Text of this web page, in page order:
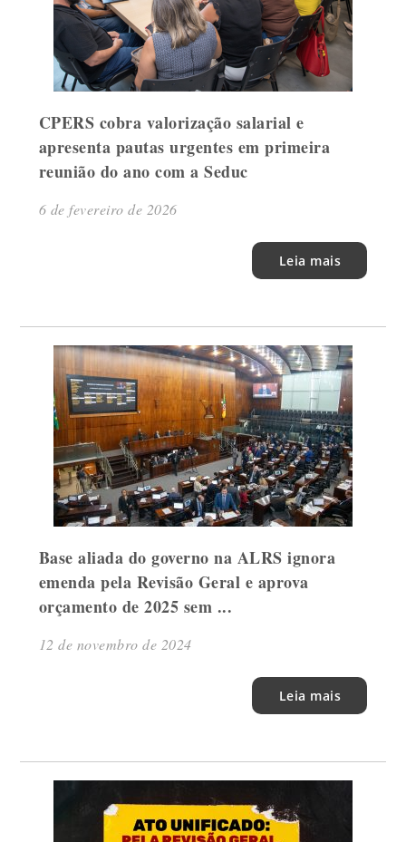
CPERS cobra valorização salarial e
apresenta pautas urgentes em primeira
reunião do ano com a Seduc
6 de fevereiro de 2026
Leia mais
Base aliada do governo na ALRS ignora
emenda pela Revisão Geral e aprova
orçamento de 2025 sem ...
12 de novembro de 2024
Leia mais